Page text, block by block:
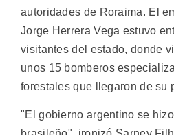
autoridades de Roraima. El
Jorge Herrera Vega estuvo
visitantes del estado, donde
unos 15 bomberos
forestales que llegaron de su
"El gobierno argentino se